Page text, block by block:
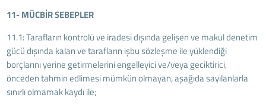
11- MÜCBİR SEBEPLER
11.1: Tarafların kontrolü ve iradesi dışında gelişen ve makul denetim
gücü dışında kalan ve tarafların işbu sözleşme ile yüklendiği
borçlarını yerine getirmelerini engelleyici ve/veya geciktirici,
önceden tahmin edlimesi mümkün olmayan, aşağıda sayılanlarla
sınırlı olmamak kaydı ile;